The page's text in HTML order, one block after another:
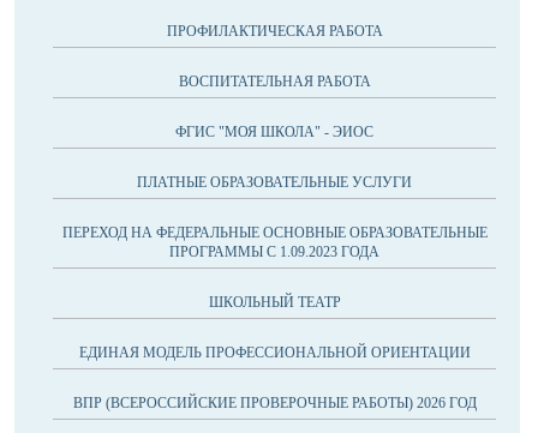
ПРОФИЛАКТИЧЕСКАЯ РАБОТА
ВОСПИТАТЕЛЬНАЯ РАБОТА
ФГИС "МОЯ ШКОЛА" - ЭИОС
ПЛАТНЫЕ ОБРАЗОВАТЕЛЬНЫЕ УСЛУГИ
ПЕРЕХОД НА ФЕДЕРАЛЬНЫЕ ОСНОВНЫЕ ОБРАЗОВАТЕЛЬНЫЕ
ПРОГРАММЫ С 1.09.2023 ГОДА
ШКОЛЬНЫЙ ТЕАТР
ЕДИНАЯ МОДЕЛЬ ПРОФЕССИОНАЛЬНОЙ ОРИЕНТАЦИИ
ВПР (ВСЕРОССИЙСКИЕ ПРОВЕРОЧНЫЕ РАБОТЫ) 2026 ГОД